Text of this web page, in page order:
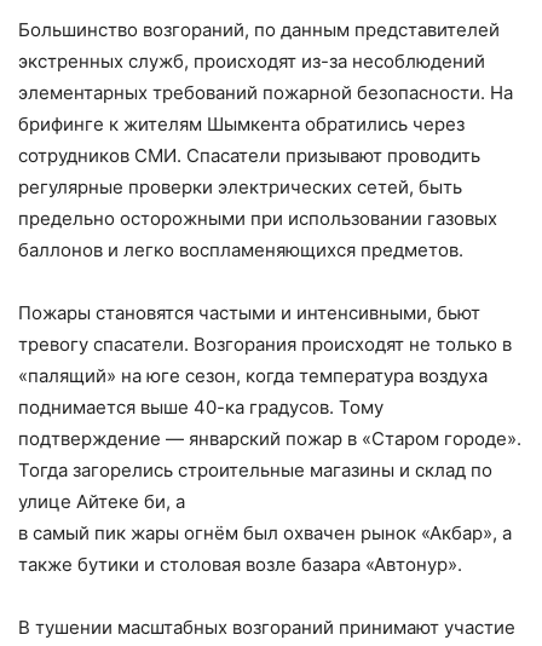
Большинство возгораний, по данным представителей
экстренных служб, происходят из-за несоблюдений
элементарных требований пожарной безопасности. На
брифинге к жителям Шымкента обратились через
сотрудников СМИ. Спасатели призывают проводить
регулярные проверки электрических сетей, быть
предельно осторожными при использовании газовых
баллонов и легко воспламеняющихся предметов.
Пожары становятся частыми и интенсивными, бьют
тревогу спасатели. Возгорания происходят не только в
«палящий» на юге сезон, когда температура воздуха
поднимается выше 40-ка градусов. Тому
подтверждение — январский пожар в «Старом городе».
Тогда загорелись строительные магазины и склад по
улице Айтеке би, а
в самый пик жары огнём был охвачен рынок «Акбар», а
также бутики и столовая возле базара «Автонур».
В тушении масштабных возгораний принимают участие